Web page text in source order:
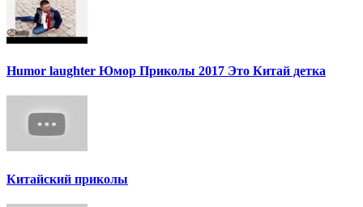
Humor laughter Юмор Приколы 2017 Это Китай детка
Китайский приколы